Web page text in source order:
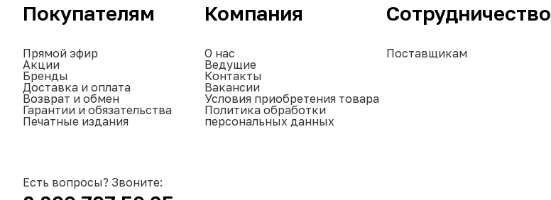
Покупателям
Прямой эфир
Акции
Бренды
Доставка и оплата
Возврат и обмен
Гарантии и обязательства
Печатные издания
Компания
О нас
Ведущие
Контакты
Вакансии
Условия приобретения товара
Политика обработки
персональных данных
Сотрудничество
Поставщикам
Есть вопросы? Звоните: